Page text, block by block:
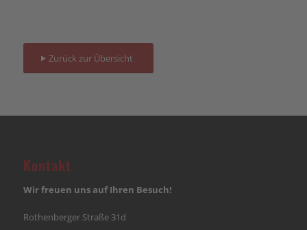
Zurück zur Übersicht
Kontakt
Wir freuen uns auf Ihren Besuch!
Rothenberger Straße 31d